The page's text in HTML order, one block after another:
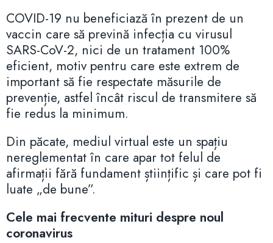
COVID-19 nu beneficiază în prezent de un
vaccin care să prevină infecția cu virusul
SARS-CoV-2, nici de un tratament 100%
eficient, motiv pentru care este extrem de
important să fie respectate măsurile de
prevenție, astfel încât riscul de transmitere să
fie redus la minimum.
Din păcate, mediul virtual este un spațiu
nereglementat în care apar tot felul de
afirmații fără fundament științific și care pot fi
luate „de bune”.
Cele mai frecvente mituri despre noul
coronavirus